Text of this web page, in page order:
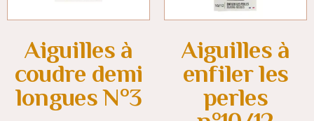
Aiguilles à
coudre demi
longues N°3
Aiguilles à
enfiler les
perles